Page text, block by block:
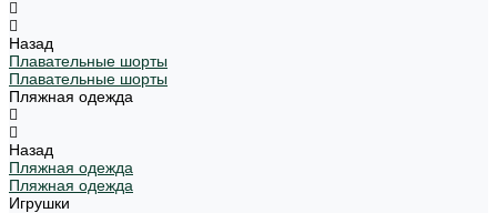
Назад
Плавательные шорты
Плавательные шорты
Пляжная одежда
Назад
Пляжная одежда
Пляжная одежда
Игрушки